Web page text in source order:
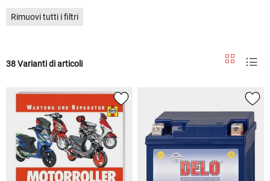
Rimuovi tutti i filtri
38 Varianti di articoli